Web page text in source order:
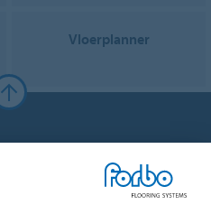
Vloerplanner